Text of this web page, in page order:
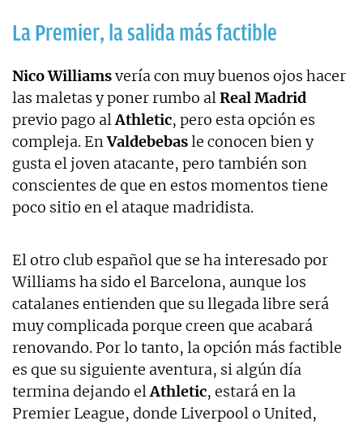
La Premier, la salida más factible
Nico Williamsvería con muy buenos ojos hacer
las maletas y poner rumbo alReal Madrid
previo pago alAthletic, pero esta opción es
compleja. EnValdebebasle conocen bien y
gusta el joven atacante, pero también son
conscientes de que en estos momentos tiene
poco sitio en el ataque madridista.
El otro club español que se ha interesado por
Williams ha sido el Barcelona, aunque los
catalanes entienden que su llegada libre será
muy complicada porque creen que acabará
renovando. Por lo tanto, la opción más factible
es que su siguiente aventura, si algún día
termina dejando elAthletic, estará en la
Premier League, donde Liverpool o United,